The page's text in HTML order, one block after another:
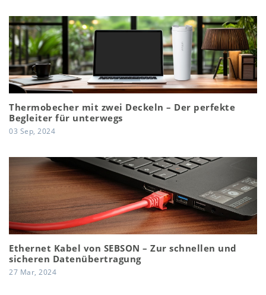
Thermobecher mit zwei Deckeln – Der perfekte
Begleiter für unterwegs
03 Sep, 2024
Ethernet Kabel von SEBSON – Zur schnellen und
sicheren Datenübertragung
27 Mar, 2024